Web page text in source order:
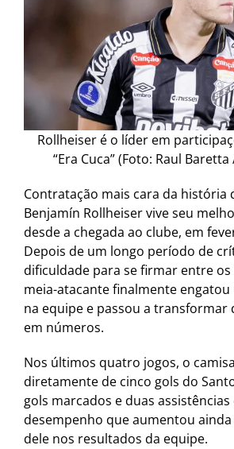
Rollheiser é o líder em
“Era Cuca” (Foto: Raul Baretta
Contratação mais cara da história
Benjamín Rollheiser vive seu
desde a chegada ao clube, em
Depois de um longo período de
dificuldade para se firmar entre
meia-atacante finalmente engatou
na equipe e passou a transformar
em números.
Nos últimos quatro jogos, o
diretamente de cinco gols do
gols marcados e duas
desempenho que aumentou
dele nos resultados da equipe.